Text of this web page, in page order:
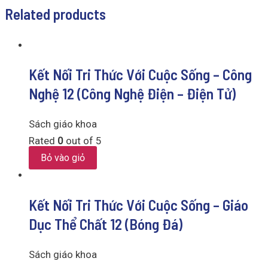
Related products
Kết Nối Tri Thức Với Cuộc Sống – Công
Nghệ 12 (Công Nghệ Điện – Điện Tử)
Sách giáo khoa
Rated 0 out of 5
Bỏ vào giỏ
Kết Nối Tri Thức Với Cuộc Sống – Giáo
Dục Thể Chất 12 (Bóng Đá)
Sách giáo khoa